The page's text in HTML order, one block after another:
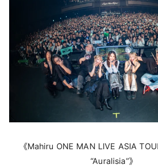
《Mahiru ONE MAN LIVE ASIA
“Auralisia”》